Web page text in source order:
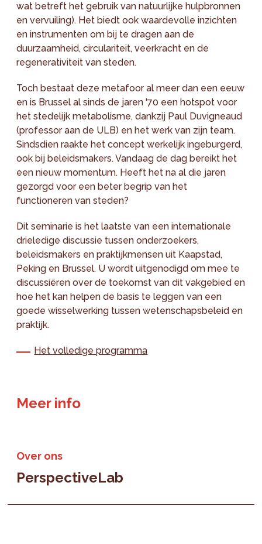
wat betreft het gebruik van natuurlijke hulpbronnen
en vervuiling). Het biedt ook waardevolle inzichten
en instrumenten om bij te dragen aan de
duurzaamheid, circulariteit, veerkracht en de
regenerativiteit van steden.
Toch bestaat deze metafoor al meer dan een eeuw
en is Brussel al sinds de jaren '70 een hotspot voor
het stedelijk metabolisme, dankzij Paul Duvigneaud
(professor aan de ULB) en het werk van zijn team.
Sindsdien raakte het concept werkelijk ingeburgerd,
ook bij beleidsmakers. Vandaag de dag bereikt het
een nieuw momentum. Heeft het na al die jaren
gezorgd voor een beter begrip van het
functioneren van steden?
Dit seminarie is het laatste van een internationale
drieledige discussie tussen onderzoekers,
beleidsmakers en praktijkmensen uit Kaapstad,
Peking en Brussel. U wordt uitgenodigd om mee te
discussiëren over de toekomst van dit vakgebied en
hoe het kan helpen de basis te leggen van een
goede wisselwerking tussen wetenschapsbeleid en
praktijk.
Het volledige programma
Meer info
Over ons
PerspectiveLab